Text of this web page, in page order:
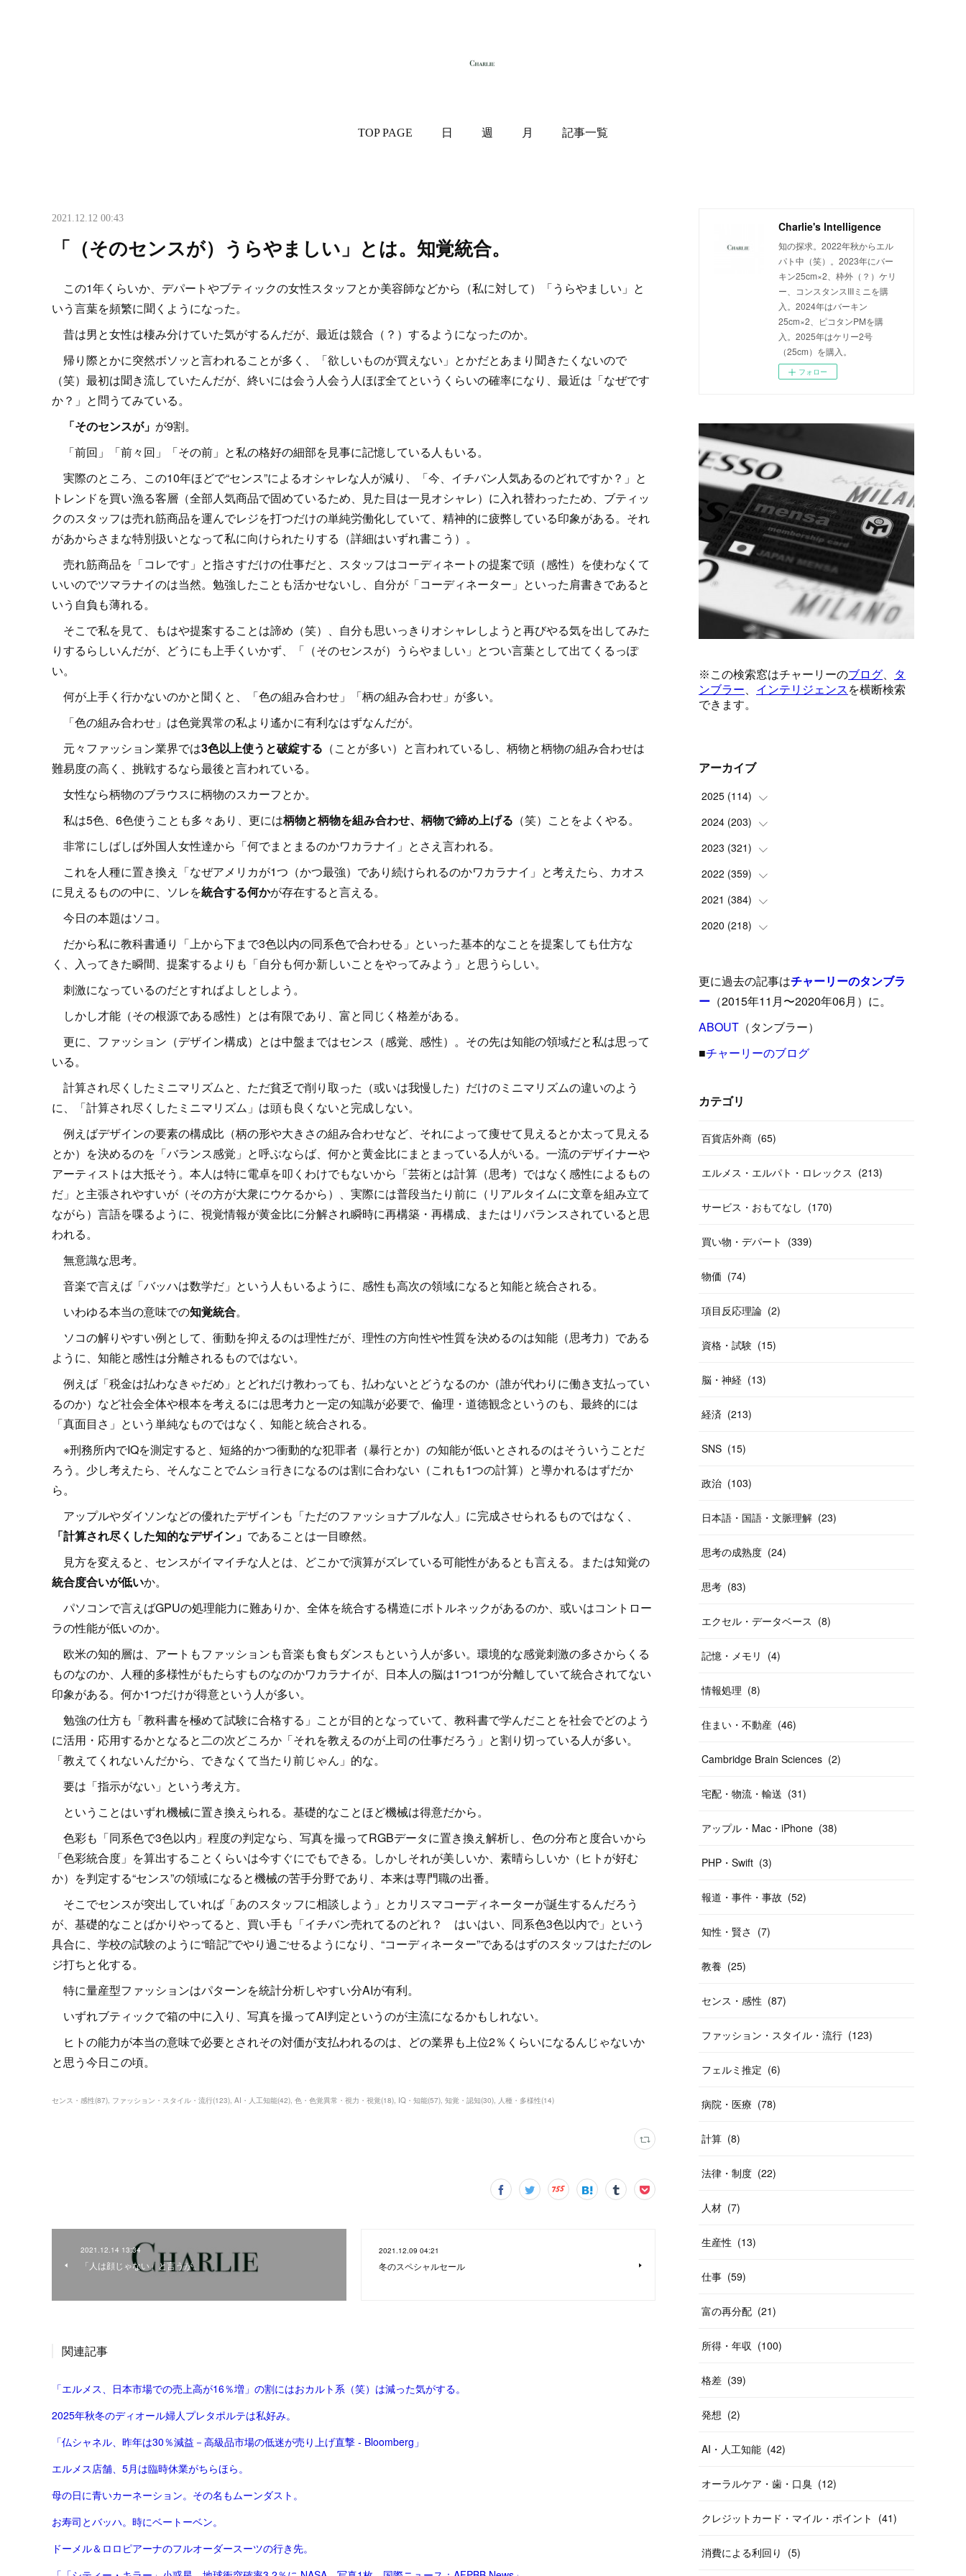
TOP PAGE 日 週 月 記事一覧
2021.12.12 00:43
「（そのセンスが）うらやましい」とは。知覚統合。
この1年くらいか、デパートやブティックの女性スタッフとか美容師などから（私に対して）「うらやましい」と
いう言葉を頻繁に聞くようになった。
昔は男と女性は棲み分けていた気がするんだが、最近は競合（？）するようになったのか。
帰り際とかに突然ボソッと言われることが多く、「欲しいものが買えない」とかだとあまり聞きたくないので
（笑）最初は聞き流していたんだが、終いには会う人会う人ほぼ全てというくらいの確率になり、最近は「なぜです
か？」と問うてみている。
「そのセンスが」 が9割。
「前回」「前々回」「その前」と私の格好の細部を見事に記憶している人もいる。
実際のところ、この10年ほどで“センス”によるオシャレな人が減り、「今、イチバン人気あるのどれですか？」と
トレンドを買い漁る客層（全部人気商品で固めているため、見た目は一見オシャレ）に入れ替わったため、ブティッ
クのスタッフは売れ筋商品を運んでレジを打つだけの単純労働化していて、精神的に疲弊している印象がある。それ
があからさまな特別扱いとなって私に向けられたりする（詳細はいずれ書こう）。
売れ筋商品を「コレです」と指さすだけの仕事だと、スタッフはコーディネートの提案で頭（感性）を使わなくて
いいのでツマラナイのは当然。勉強したことも活かせないし、自分が「コーディネーター」といった肩書きであると
いう自負も薄れる。
そこで私を見て、もはや提案することは諦め（笑）、自分も思いっきりオシャレしようと再びやる気を出してみた
りするらしいんだが、どうにも上手くいかず、「（そのセンスが）うらやましい」とつい言葉として出てくるっぽ
い。
何が上手く行かないのかと聞くと、「色の組み合わせ」「柄の組み合わせ」が多い。
「色の組み合わせ」は色覚異常の私より遙かに有利なはずなんだが。
元々ファッション業界では3色以上使うと破綻する （ことが多い）と言われているし、柄物と柄物の組み合わせは
難易度の高く、挑戦するなら最後と言われている。
女性なら柄物のブラウスに柄物のスカーフとか。
私は5色、6色使うことも多々あり、更には柄物と柄物を組み合わせ、柄物で締め上げる （笑）ことをよくやる。
非常にしばしば外国人女性達から「何でまとまるのかワカラナイ」とさえ言われる。
これを人種に置き換え「なぜアメリカが1つ（かつ最強）であり続けられるのかワカラナイ」と考えたら、カオス
に見えるものの中に、ソレを統合する何かが存在すると言える。
今日の本題はソコ。
だから私に教科書通り「上から下まで3色以内の同系色で合わせる」といった基本的なことを提案しても仕方な
く、入ってきた瞬間、提案するよりも「自分も何か新しいことをやってみよう」と思うらしい。
刺激になっているのだとすればよしとしよう。
しかし才能（その根源である感性）とは有限であり、富と同じく格差がある。
更に、ファッション（デザイン構成）とは中盤まではセンス（感覚、感性）。その先は知能の領域だと私は思って
いる。
計算され尽くしたミニマリズムと、ただ貧乏で削り取った（或いは我慢した）だけのミニマリズムの違いのよう
に、「計算され尽くしたミニマリズム」は頭も良くないと完成しない。
例えばデザインの要素の構成比（柄の形や大きさの組み合わせなど、それによって痩せて見えるとか太って見える
とか）を決めるのを「バランス感覚」と呼ぶならば、何かと黄金比にまとまっている人がいる。一流のデザイナーや
アーティストは大抵そう。本人は特に電卓を叩くわけでもないから「芸術とは計算（思考）ではなく感性によるもの
だ」と主張されやすいが（その方が大衆にウケるから）、実際には普段当たり前に（リアルタイムに文章を組み立て
ながら）言語を喋るように、視覚情報が黄金比に分解され瞬時に再構築・再構成、またはリバランスされていると思
われる。
無意識な思考。
音楽で言えば「バッハは数学だ」という人もいるように、感性も高次の領域になると知能と統合される。
いわゆる本当の意味での知覚統合。
ソコの解りやすい例として、衝動を抑えるのは理性だが、理性の方向性や性質を決めるのは知能（思考力）である
ように、知能と感性は分離されるものではない。
例えば「税金は払わなきゃだめ」とどれだけ教わっても、払わないとどうなるのか（誰が代わりに働き支払ってい
るのか）など社会全体や根本を考えるには思考力と一定の知識が必要で、倫理・道徳観念というのも、最終的には
「真面目さ」という単純なものではなく、知能と統合される。
※刑務所内でIQを測定すると、短絡的かつ衝動的な犯罪者（暴行とか）の知能が低いとされるのはそういうことだ
ろう。少し考えたら、そんなことでムショ行きになるのは割に合わない（これも1つの計算）と導かれるはずだか
ら。
アップルやダイソンなどの優れたデザインも「ただのファッショナブルな人」に完成させられるものではなく、
「計算され尽くした知的なデザイン」 であることは一目瞭然。
見方を変えると、センスがイマイチな人とは、どこかで演算がズレている可能性があるとも言える。または知覚の
統合度合いが低いか。
パソコンで言えばGPUの処理能力に難ありか、全体を統合する構造にボトルネックがあるのか、或いはコントロー
ラの性能が低いのか。
欧米の知的層は、アートもファッションも音楽も食もダンスもという人が多い。環境的な感覚刺激の多さからくる
ものなのか、人種的多様性がもたらすものなのかワカラナイが、日本人の脳は1つ1つが分離していて統合されてない
印象がある。何か1つだけが得意という人が多い。
勉強の仕方も「教科書を極めて試験に合格する」ことが目的となっていて、教科書で学んだことを社会でどのよう
に活用・応用するかとなると二の次どころか「それを教えるのが上司の仕事だろう」と割り切っている人が多い。
「教えてくれないんだから、できなくて当たり前じゃん」的な。
要は「指示がない」という考え方。
ということはいずれ機械に置き換えられる。基礎的なことほど機械は得意だから。
色彩も「同系色で3色以内」程度の判定なら、写真を撮ってRGBデータに置き換え解析し、色の分布と度合いから
「色彩統合度」を算出することくらいは今すぐにでもできる。しかしそれが美しいか、素晴らしいか（ヒトが好む
か）を判定する“センス”の領域になると機械の苦手分野であり、本来は専門職の出番。
そこでセンスが突出していれば「あのスタッフに相談しよう」とカリスマコーディネーターが誕生するんだろう
が、基礎的なことばかりやってると、買い手も「イチバン売れてるのどれ？ はいはい、同系色3色以内で」という
具合に、学校の試験のように“暗記”でやり過ごせるようになり、“コーディネーター”であるはずのスタッフはただのレ
ジ打ちと化する。
特に量産型ファッションはパターンを統計分析しやすい分AIが有利。
いずれブティックで箱の中に入り、写真を撮ってAI判定というのが主流になるかもしれない。
ヒトの能力が本当の意味で必要とされその対価が支払われるのは、どの業界も上位2％くらいになるんじゃないか
と思う今日この頃。
センス・感性(87) ファッション・スタイル・流行(123) AI・人工知能(42) 色・色覚異常・視力・視覚(18) IQ・知能(57) 知覚・認知(30) 人種・多様性(14)
2021.12.14 13:34
「人は顔じゃない」と言うが。
2021.12.09 04:21
冬のスペシャルセール
関連記事
「エルメス、日本市場での売上高が16％増」の割にはおカルト系（笑）は減った気がする。
2025年秋冬のディオール婦人プレタポルテは私好み。
「仏シャネル、昨年は30％減益－高級品市場の低迷が売り上げ直撃 - Bloomberg」
エルメス店舗、5月は臨時休業がちらほら。
母の日に青いカーネーション。その名もムーンダスト。
お寿司とバッハ。時にベートーベン。
ドーメル＆ロロピアーナのフルオーダースーツの行き先。
Charlie's Intelligence
知の探求。2022年秋からエル
パト中（笑）。2023年にバー
キン25cm×2、枠外（？）ケリ
ー、コンスタンスIIIミニを購
入。2024年はバーキン
25cm×2、ピコタンPMを購
入。2025年はケリー2号
（25cm）を購入。
フォロー
アーカイブ
2025 (114)
(1)
(8)
(6)
(9)
(5 )
15
(24)
(8 )
17
2024 (203)
(24)
(10)
(18)
(17)
16
(12)
(19 )
(13
( 12
2023 (321)
(25)
(17)
(35)
33 )
(26)
(27 )
(29
(26
2022 (359)
(42)
(37)
(31)
(31)
(31 )
(26
(14
(20
2021 (384)
(9)
(39)
(23)
(40 )
(55
(20
(10
(40
2020 (218)
(24)
(42)
(24 )
(33
(20
更に過去の記事はチャーリーのタンブラ
ー （2015年11月〜2020年06月）に。
ABOUT （タンブラー）
■チャーリーのブログ
カテゴリ
百貨店外商 (65)
エルメス・エルパト・ロレックス (213)
サービス・おもてなし (170)
買い物・デパート (339)
物価 (74)
項目反応理論 (2)
資格・試験 (15)
脳・神経 (13)
経済 (213)
SNS (15)
政治 (103)
日本語・国語・文脈理解 (23)
思考の成熟度 (24)
思考 (83)
エクセル・データベース (8)
記憶・メモリ (4)
情報処理 (8)
住まい・不動産 (46)
Cambridge Brain Sciences (2)
宅配・物流・輸送 (31)
アップル・Mac・iPhone (38)
PHP・Swift (3)
報道・事件・事故 (52)
知性・賢さ (7)
教養 (25)
センス・感性 (87)
ファッション・スタイル・流行 (123)
フェルミ推定 (6)
病院・医療 (78)
計算 (8)
法律・制度 (22)
人材 (7)
生産性 (13)
仕事 (59)
富の再分配 (21)
所得・年収 (100)
格差 (39)
発想 (2)
AI・人工知能 (42)
オーラルケア・歯・口臭 (12)
クレジットカード・マイル・ポイント (41)
消費による利回り (5)